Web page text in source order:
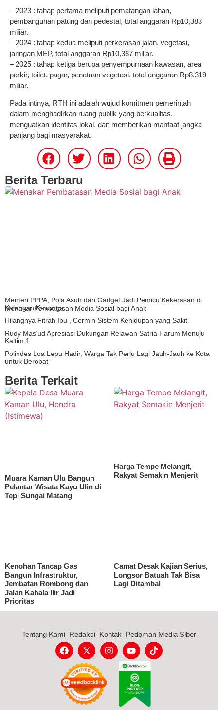
– 2023 : tahap pertama meliputi pematangan lahan,
pembangunan patung dan pedestal, total anggaran Rp10,383
miliar.
– 2024 : tahap kedua meliputi perkerasan jalan, vegetasi,
jaringan MEP, total anggaran Rp10,387 miliar.
– 2025 : tahap ketiga berupa penyempurnaan kawasan, area
parkir, toilet, pagar, penataan vegetasi, total anggaran Rp8,319
miliar.
Pada intinya, RTH ini adalah wujud komitmen pemerintah
dalam menghadirkan ruang publik yang berkualitas,
menguatkan identitas lokal, dan memberikan manfaat jangka
panjang bagi masyarakat.
Berita Terbaru
Menakar Pembatasan Media Sosial bagi Anak
Menteri PPPA, Pola Asuh dan Gadget Jadi Pemicu Kekerasan di
Kalangan Keluarga
Hilangnya Fitrah Ibu , Cermin Sistem Kehidupan yang Sakit
Rudy Mas’ud Apresiasi Dukungan Relawan Satria Harum Menuju
Kaltim 1
Polindes Loa Lepu Hadir, Warga Tak Perlu Lagi Jauh-Jauh ke Kota
untuk Berobat
Berita Terkait
Muara Kaman Ulu Bangun
Pelantar Wisata Kayu Ulin di
Tepi Sungai Matang
Harga Tempe Melangit,
Rakyat Semakin Menjerit
Kenohan Tancap Gas
Bangun Infrastruktur,
Jembatan Rombong dan
Jalan Kahala Ilir Jadi
Prioritas
Camat Desak Kajian Serius,
Longsor Batuah Tak Bisa
Lagi Ditambal
Tentang Kami Redaksi Kontak Pedoman Media Siber